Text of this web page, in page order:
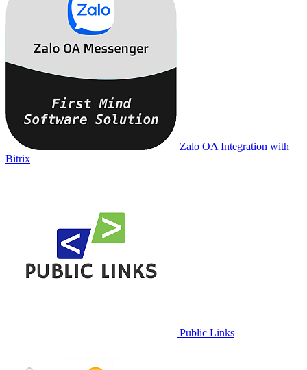
Zalo OA Integration with
Bitrix
Public Links